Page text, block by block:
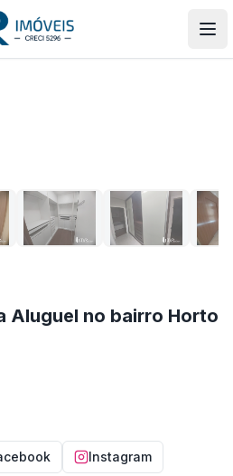
Aluguel no bairro Horto
Instagram